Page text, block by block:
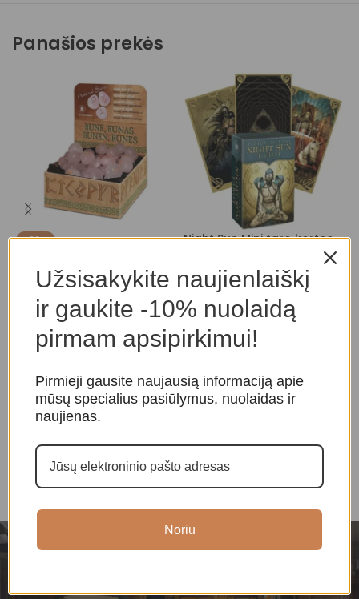
Panašios prekės
-20%
Taro ir orakulo kortos , Runos
35,00 € 28,00€
Night Sun Mini taro kortos
Taro ir orakulo kortos Taro
kortos
20,00€
Užsisakykite naujienlaiškį
ir gaukite -10% nuolaidą
pirmam apsipirkimui!
Pirmieji gausite naujausią informaciją apie
mūsų specialius pasiūlymus, nuolaidas ir
naujienas.
Noriu